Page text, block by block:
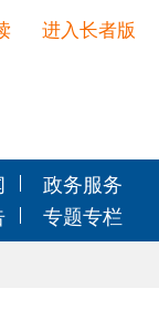
进入长者版
政务服务
专题专栏